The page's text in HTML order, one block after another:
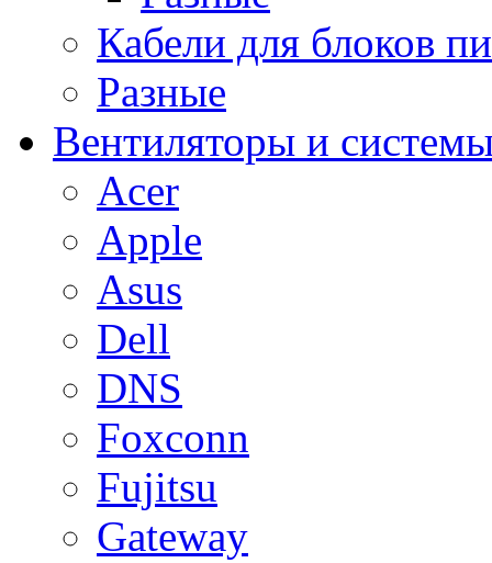
Кабели для блоков
Разные
Вентиляторы и
Acer
Apple
Asus
Dell
DNS
Foxconn
Fujitsu
Gateway